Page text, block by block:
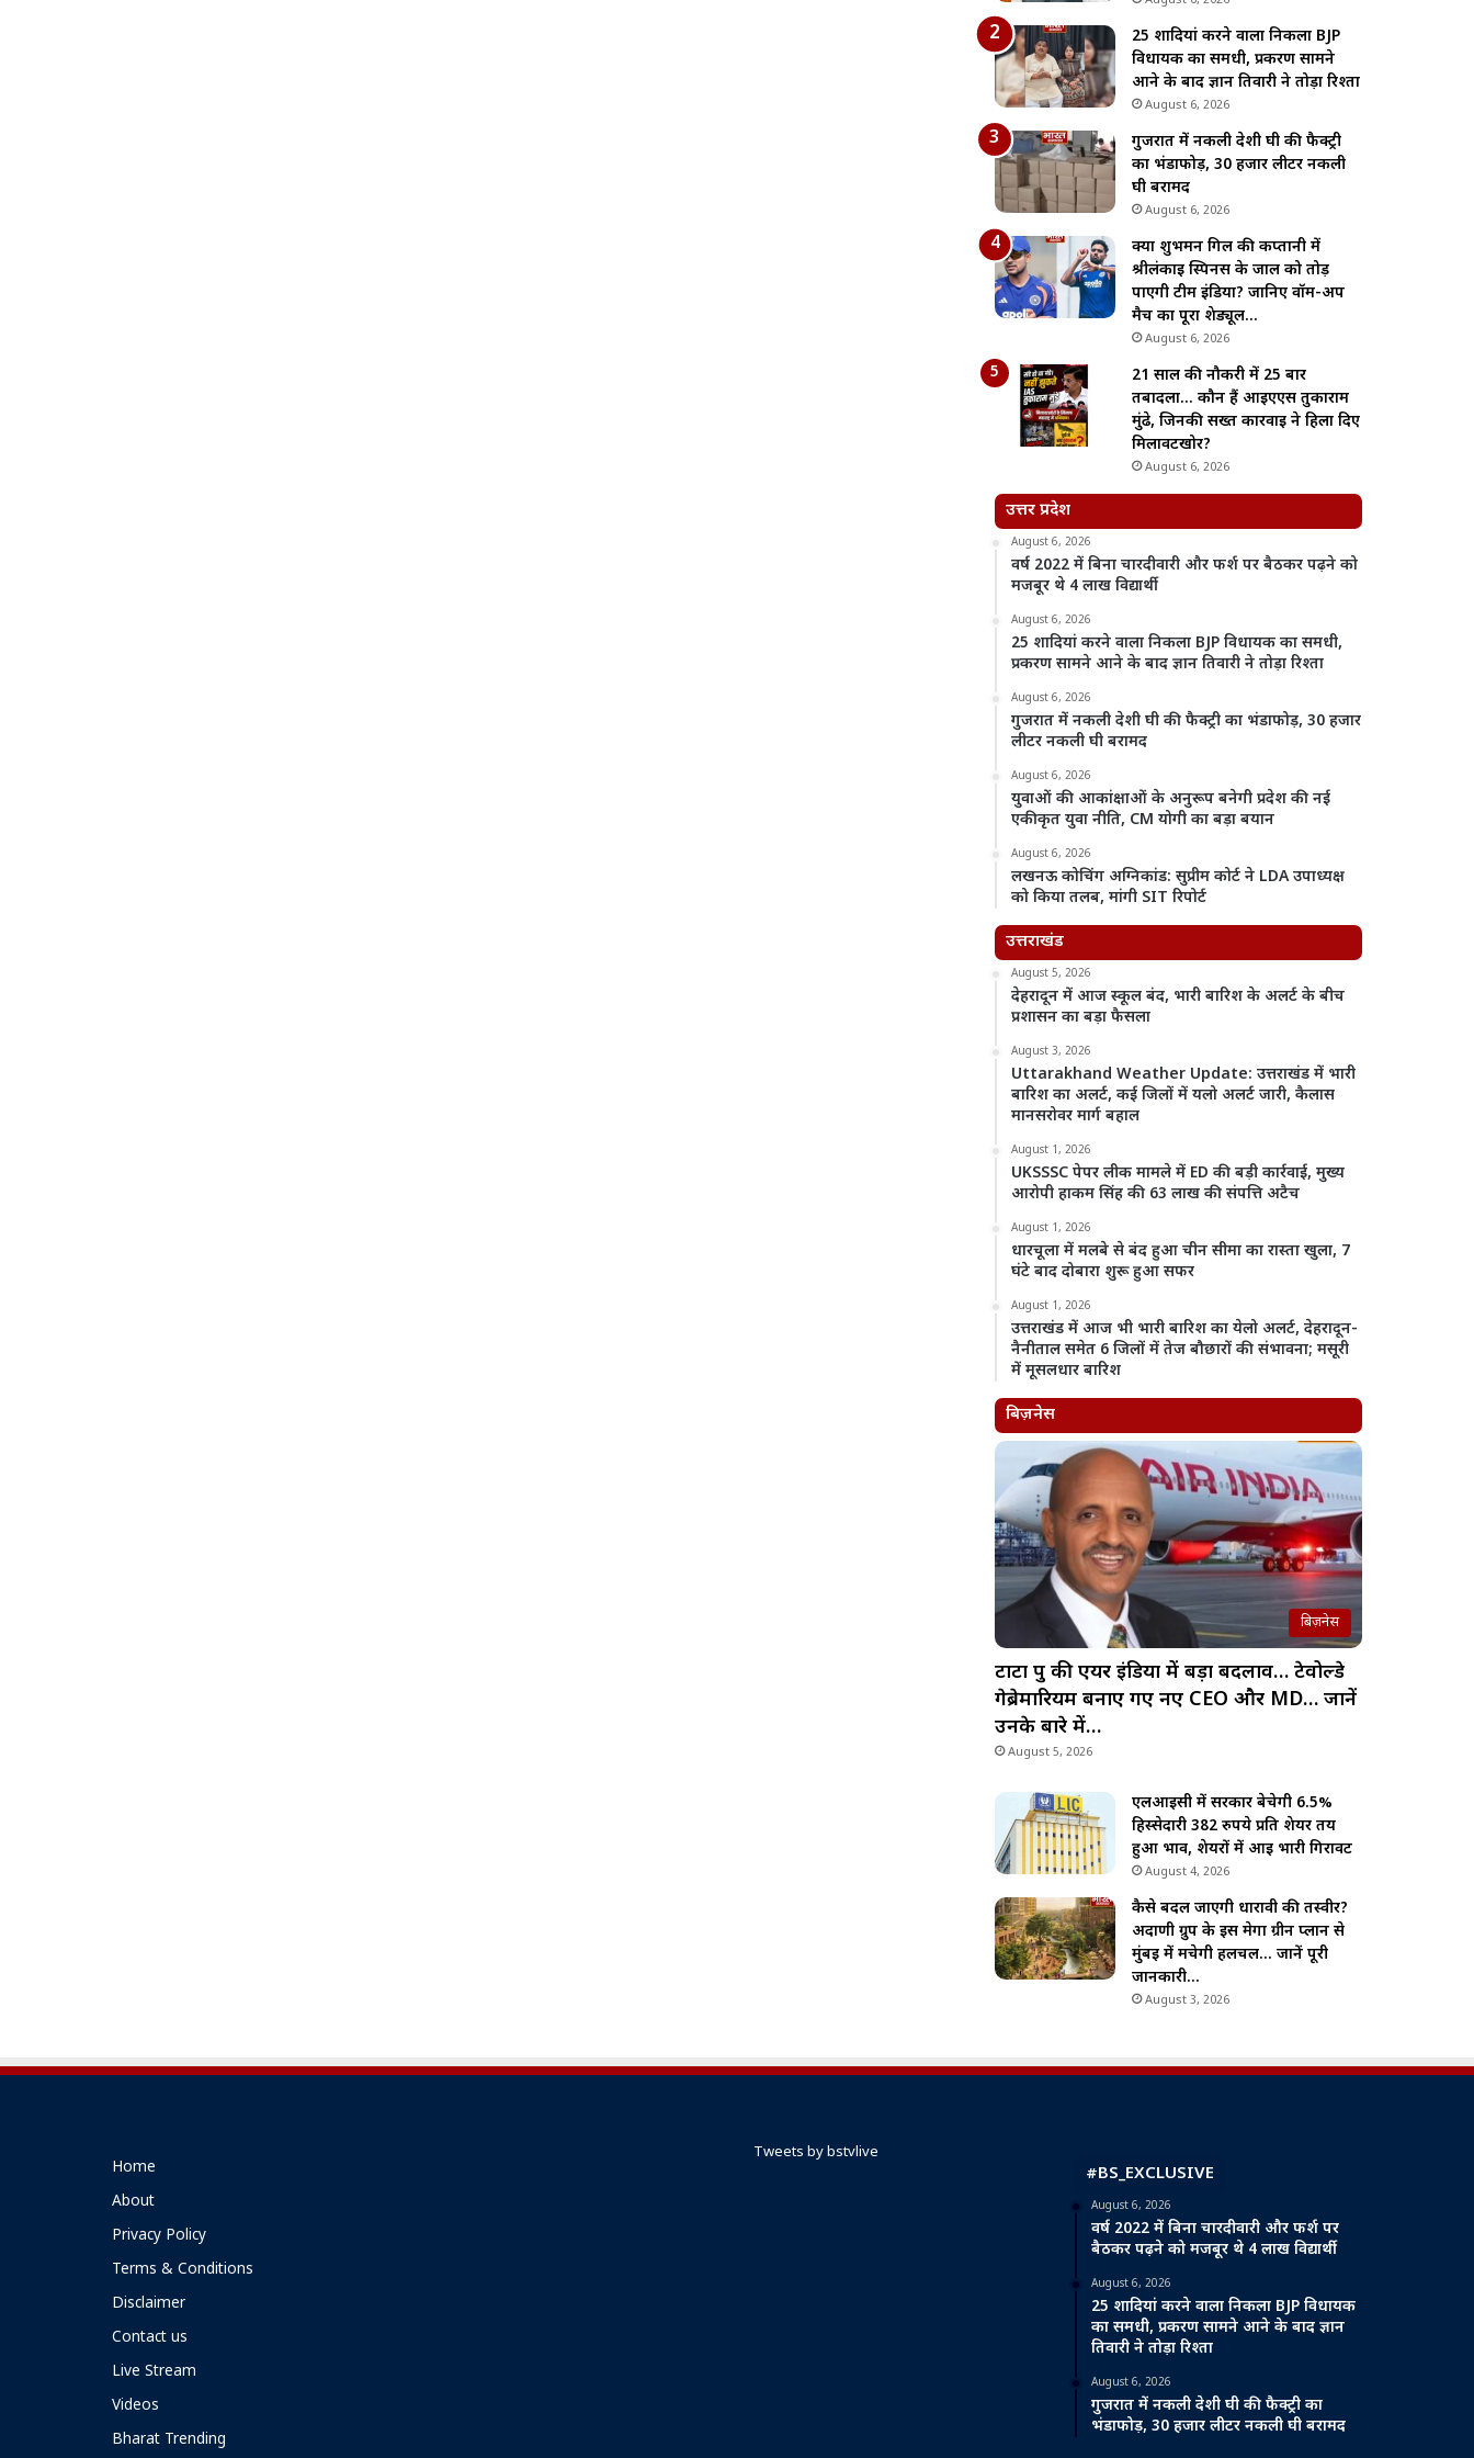
25 शादियां करने वाला निकला BJP
विधायक का समधी, प्रकरण सामने
आने के बाद ज्ञान तिवारी ने तोड़ा रिश्ता
August 6, 2026
गुजरात में नकली देशी घी की फैक्ट्री
का भंडाफोड़, 30 हजार लीटर नकली
घी बरामद
August 6, 2026
क्या शुभमन गिल की कप्तानी में
श्रीलंकाई स्पिनर्स के जाल को तोड़
पाएगी टीम इंडिया? जानिए वॉर्म-अप
मैच का पूरा शेड्यूल…
August 6, 2026
21 साल की नौकरी में 25 बार
तबादला… कौन हैं आईएएस तुकाराम
मुंढे, जिनकी सख्त कार्रवाई ने हिला दिए
मिलावटखोर?
August 6, 2026
उत्तर प्रदेश
August 6, 2026
वर्ष 2022 में बिना चारदीवारी और फर्श पर बैठकर पढ़ने को
मजबूर थे 4 लाख विद्यार्थी
August 6, 2026
25 शादियां करने वाला निकला BJP विधायक का समधी,
प्रकरण सामने आने के बाद ज्ञान तिवारी ने तोड़ा रिश्ता
August 6, 2026
गुजरात में नकली देशी घी की फैक्ट्री का भंडाफोड़, 30 हजार
लीटर नकली घी बरामद
August 6, 2026
युवाओं की आकांक्षाओं के अनुरूप बनेगी प्रदेश की नई
एकीकृत युवा नीति, CM योगी का बड़ा बयान
August 6, 2026
लखनऊ कोचिंग अग्निकांड: सुप्रीम कोर्ट ने LDA उपाध्यक्ष
को किया तलब, मांगी SIT रिपोर्ट
उत्तराखंड
August 5, 2026
देहरादून में आज स्कूल बंद, भारी बारिश के अलर्ट के बीच
प्रशासन का बड़ा फैसला
August 3, 2026
Uttarakhand Weather Update: उत्तराखंड में भारी
बारिश का अलर्ट, कई जिलों में यलो अलर्ट जारी, कैलास
मानसरोवर मार्ग बहाल
August 1, 2026
UKSSSC पेपर लीक मामले में ED की बड़ी कार्रवाई, मुख्य
आरोपी हाकम सिंह की 63 लाख की संपत्ति अटैच
August 1, 2026
धारचूला में मलबे से बंद हुआ चीन सीमा का रास्ता खुला, 7
घंटे बाद दोबारा शुरू हुआ सफर
August 1, 2026
उत्तराखंड में आज भी भारी बारिश का येलो अलर्ट, देहरादून-
नैनीताल समेत 6 जिलों में तेज बौछारों की संभावना; मसूरी
में मूसलधार बारिश
बिज़नेस
बिज़नेस
टाटा ग्रुप की एयर इंडिया में बड़ा बदलाव… टेवोल्डे
गेब्रेमारियम बनाए गए नए CEO और MD… जानें
उनके बारे में…
August 5, 2026
एलआईसी में सरकार बेचेगी 6.5%
हिस्सेदारी 382 रुपये प्रति शेयर तय
हुआ भाव, शेयरों में आई भारी गिरावट
August 4, 2026
कैसे बदल जाएगी धारावी की तस्वीर?
अदाणी ग्रुप के इस मेगा ग्रीन प्लान से
मुंबई में मचेगी हलचल… जानें पूरी
जानकारी…
August 3, 2026
Home
About
Privacy Policy
Terms & Conditions
Disclaimer
Contact us
Live Stream
Videos
Bharat Trending
Tweets by bstvlive
#BS_EXCLUSIVE
August 6, 2026
वर्ष 2022 में बिना चारदीवारी और फर्श पर
बैठकर पढ़ने को मजबूर थे 4 लाख विद्यार्थी
August 6, 2026
25 शादियां करने वाला निकला BJP विधायक
का समधी, प्रकरण सामने आने के बाद ज्ञान
तिवारी ने तोड़ा रिश्ता
August 6, 2026
गुजरात में नकली देशी घी की फैक्ट्री का
भंडाफोड़, 30 हजार लीटर नकली घी बरामद